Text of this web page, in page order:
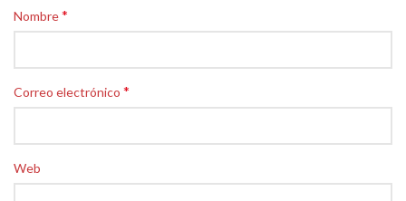
Nombre*
Correo electrónico *
Web